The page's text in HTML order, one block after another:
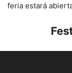
feria estará